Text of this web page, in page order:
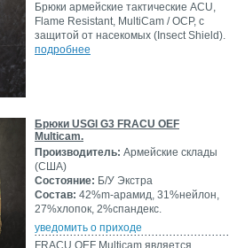
Брюки армейские тактические ACU,
Flame Resistant, MultiCam / OCP, с
защитой от насекомых (Insect Shield).
подробнее
Брюки USGI G3 FRACU OEF
Multicam.
Производитель: Армейские склады
(США)
Состояние: Б/У Экстра
Состав: 42%m-арамид, 31%нейлон,
27%хлопок, 2%спандекс.
уведомить о приходе
FRACU OEF Multicam является